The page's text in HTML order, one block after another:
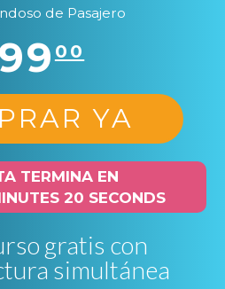
de Pasajero
00
YA
TERMINA EN
19 SECONDS
gratis con
simultánea